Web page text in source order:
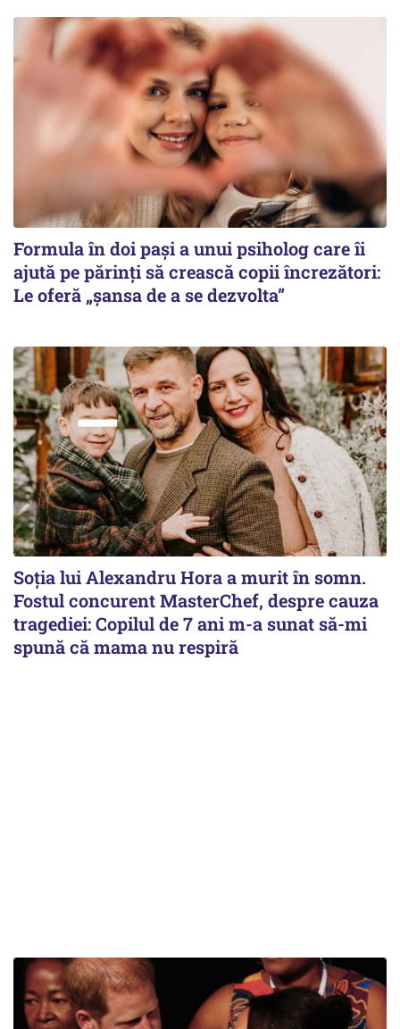
Formula în doi pași a unui psiholog care îi
ajută pe părinți să crească copii încrezători:
Le oferă „șansa de a se dezvolta”
Soția lui Alexandru Hora a murit în somn.
Fostul concurent MasterChef, despre cauza
tragediei: Copilul de 7 ani m-a sunat să-mi
spună că mama nu respiră